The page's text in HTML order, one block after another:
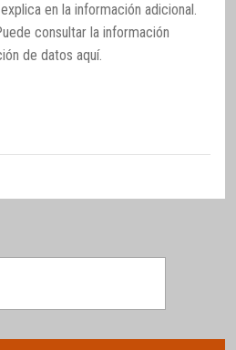
en la información adicional.
consultar la información
de datos aquí.